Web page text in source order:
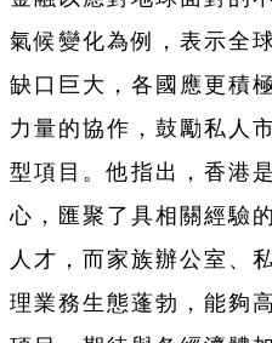
氣候變化為例，表示全
缺口巨大，各國應更積
力量的協作，鼓勵私人
型項目。他指出，香港
心，匯聚了具相關經驗
人才，而家族辦公室、
理業務生態蓬勃，能夠